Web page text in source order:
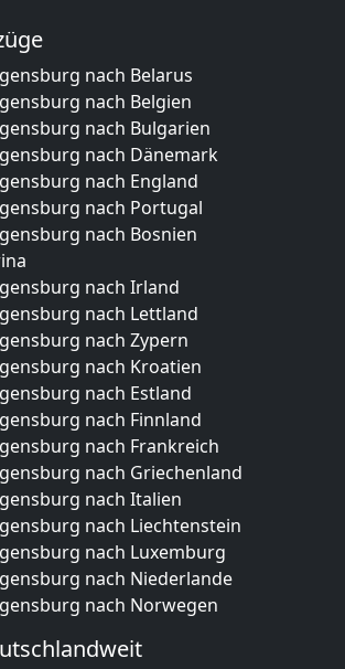
nach Belarus
nach Belgien
nach Bulgarien
nach Dänemark
nach England
nach Portugal
nach Bosnien
nach Irland
nach Lettland
nach Zypern
nach Kroatien
nach Estland
nach Finnland
nach Frankreich
nach Griechenland
nach Italien
nach Liechtenstein
nach Luxemburg
nach Niederlande
nach Norwegen